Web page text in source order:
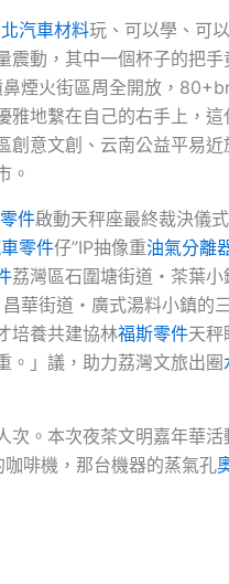
汽車材料玩、可以學、可
震動，其中一個杯子的把手
煙火街區周全開放，
雅地繫在自己的右手上，這
創意文創、云南公益平易近
。
件啟動天秤座最終裁決儀
零件仔”IP抽像重油氣分離
荔灣區石圍塘街道・茶葉小
華街道・廣式湯料小鎮的
培養共建協林福斯零件天秤
。」議，助力荔灣文旅出圈
次。本次夜茶文明嘉年華活
啡機，那台機器的蒸氣孔